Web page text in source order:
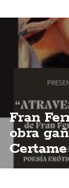
Fran
obra
Illas